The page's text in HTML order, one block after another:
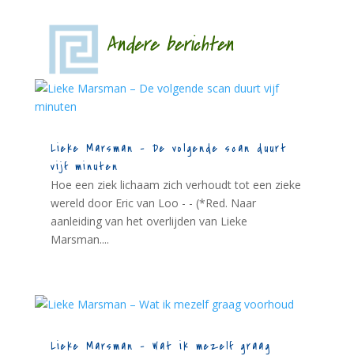
Andere berichten
Lieke Marsman – De volgende scan duurt
vijf minuten
Hoe een ziek lichaam zich verhoudt tot een zieke
wereld door Eric van Loo - - (*Red. Naar
aanleiding van het overlijden van Lieke
Marsman....
Lieke Marsman – Wat ik mezelf graag